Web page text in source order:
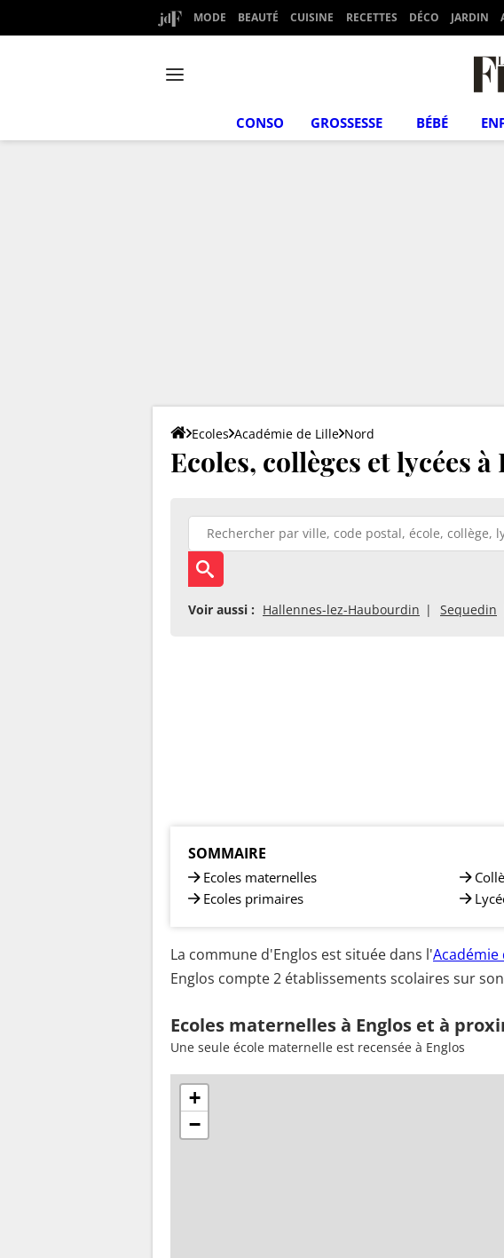
MODE BEAUTÉ CUISINE RECETTES DÉCO JARDIN
CONSO GROSSESSE BÉBÉ
Ecoles Académie de Lille Nord
Ecoles, collèges et lycées à
Voir aussi : Hallennes-lez-Haubourdin Sequedin
SOMMAIRE
Ecoles maternelles
Ecoles primaires
La commune d'Englos est située dans l'Académie
Englos compte 2 établissements scolaires sur
Ecoles maternelles à Englos et à
Une seule école maternelle est recensée à Englos
+
−